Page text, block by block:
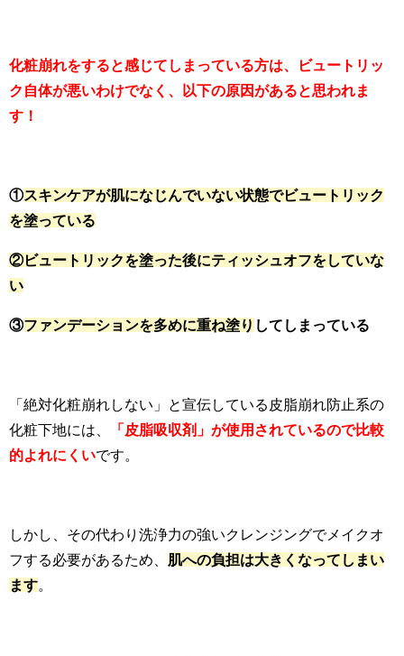
化粧崩れをすると感じてしまっている方は、ビュートリッ
ク自体が悪いわけでなく、以下の原因があると思われま
す！
①スキンケアが肌になじんでいない状態でビュートリック
を塗っている
②ビュートリックを塗った後にティッシュオフをしていな
い
③ファンデーションを多めに重ね塗り してしまっている
「絶対化粧崩れしない」と宣伝している皮脂崩れ防止系の
化粧下地には、
「皮脂吸収剤」が使用されているので比較
的よれにくいです。
しかし、その代わり洗浄力の強いクレンジングでメイクオ
フする必要があるため、 肌への負担は大きくなってしまい
ます。